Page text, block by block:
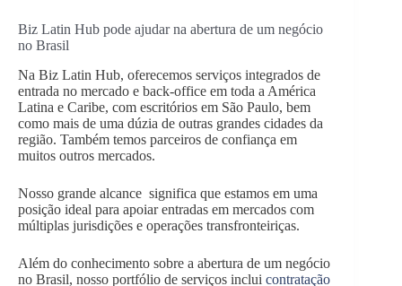
Biz Latin Hub pode ajudar na abertura de um negócio
no Brasil
Na Biz Latin Hub, oferecemos serviços integrados de
entrada no mercado e back-office em toda a América
Latina e Caribe, com escritórios em São Paulo, bem
como mais de uma dúzia de outras grandes cidades da
região. Também temos parceiros de confiança em
muitos outros mercados.
Nosso grande alcance significa que estamos em uma
posição ideal para apoiar entradas em mercados com
múltiplas jurisdições e operações transfronteiriças.
Além do conhecimento sobre a abertura de um negócio
no Brasil, nosso portfólio de serviços inclui contratação